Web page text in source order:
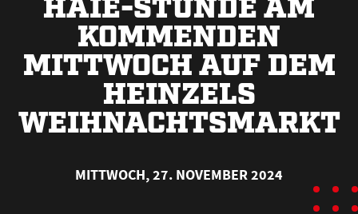
KOMMENDEN
MITTWOCH AUF DEM
HEINZELS
WEIHNACHTSMARKT
MITTWOCH, 27. NOVEMBER 2024